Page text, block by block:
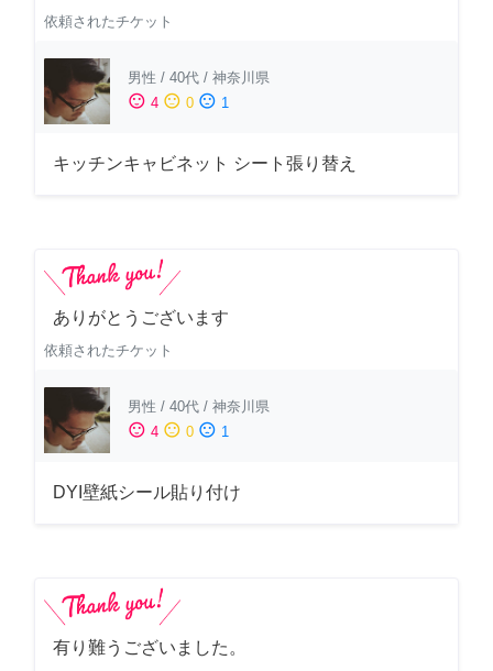
依頼されたチケット
男性 / 40代 / 神奈川県
sentiment_satisfied 4 sentiment_neutral 0 sentiment_dissatisfied 1
キッチンキャビネット シート張り替え
ありがとうございます
依頼されたチケット
男性 / 40代 / 神奈川県
sentiment_satisfied 4 sentiment_neutral 0 sentiment_dissatisfied 1
DYI壁紙シール貼り付け
有り難うございました。